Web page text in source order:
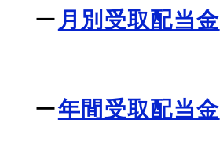
ー 月別受取配当金
ー年間受取配当金